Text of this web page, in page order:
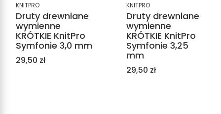
KNITPRO
Druty drewniane
wymienne
KRÓTKIE KnitPro
Symfonie 3,0 mm
Cena
29,50 zł
KNITPRO
Druty drewniane
wymienne
KRÓTKIE KnitPro
Symfonie 3,25
mm
Cena
29,50 zł